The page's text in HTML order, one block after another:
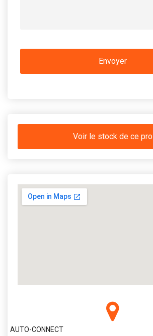
Voir le stock de ce pro
AUTO-CONNECT